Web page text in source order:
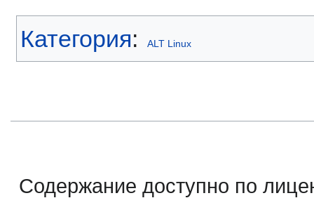
Категория: ALT Linux
Содержание доступно по